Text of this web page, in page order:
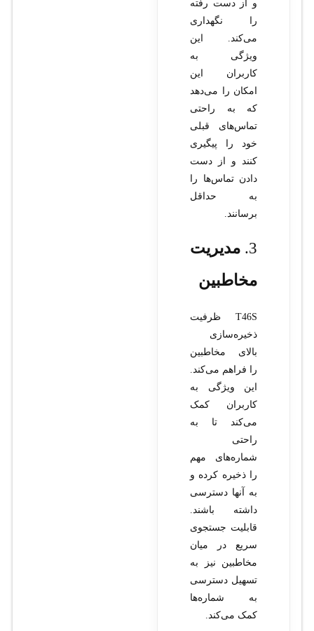
و از دست رفته
را نگهداری
می‌کند. این
ویژگی به
کاربران این
امکان را می‌دهد
که به راحتی
تماس‌های قبلی
خود را پیگیری
کنند و از دست
دادن تماس‌ها را
به حداقل
برسانند.
3. مدیریت
مخاطبین
T46S ظرفیت
ذخیره‌سازی
بالای مخاطبین
را فراهم می‌کند.
این ویژگی به
کاربران کمک
می‌کند تا به
راحتی
شماره‌های مهم
را ذخیره کرده و
به آنها دسترسی
داشته باشند.
قابلیت جستجوی
سریع در میان
مخاطبین نیز به
تسهیل دسترسی
به شماره‌ها
کمک می‌کند.